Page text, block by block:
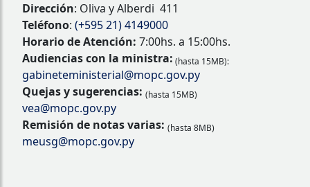
Dirección: Oliva y Alberdi 411
Teléfono: (+595 21) 4149000
Horario de Atención: 7:00hs. a 15:00hs.
Audiencias con la ministra: (hasta 15MB):
gabineteministerial@mopc.gov.py
Quejas y sugerencias: (hasta 15MB)
vea@mopc.gov.py
Remisión de notas varias: (hasta 8MB)
meusg@mopc.gov.py